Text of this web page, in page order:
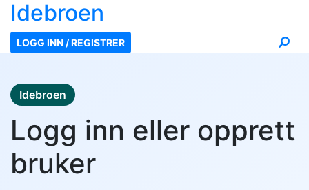
Idebroen
LOGG INN / REGISTRER
Idebroen
Logg inn eller opprett
bruker